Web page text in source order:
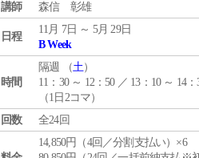
講師 森信 彰雄
日程
11月 7日 ～ 5月 29日
B Week
時間
隔週 （土）
11：30 ～ 12：50 ／ 13：10 ～ 14：
（1日2コマ）
回数
全24回
14,850円（4回／分割支払い）×6